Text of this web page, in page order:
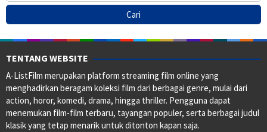
TENTANG WEBSITE
A-ListFilm merupakan platform streaming film online yang
menghadirkan beragam koleksi film dari berbagai genre, mulai dari
action, horor, komedi, drama, hingga thriller. Pengguna dapat
menemukan film-film terbaru, tayangan populer, serta berbagai judul
klasik yang tetap menarik untuk ditonton kapan saja.